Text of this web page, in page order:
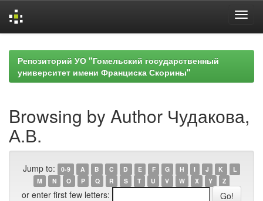
navigationРепозиторий УО "Гомельский государственный
университет имени Франциска Скорины"
Browsing by Author Чудакова,
А.В.
Jump to: 0-9 A B C D E F G H I J K
L
M
N O P Q R S T U V W X Y Z
or enter first few letters: